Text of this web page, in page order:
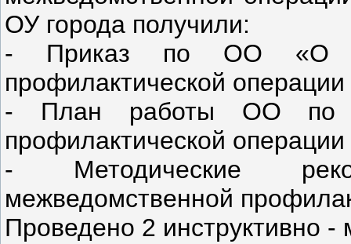
ОУ города получили:
- Приказ по ОО «О
профилактической
- План работы ОО по
профилактической
- Методические
межведомственной
Проведено 2 инструктивно